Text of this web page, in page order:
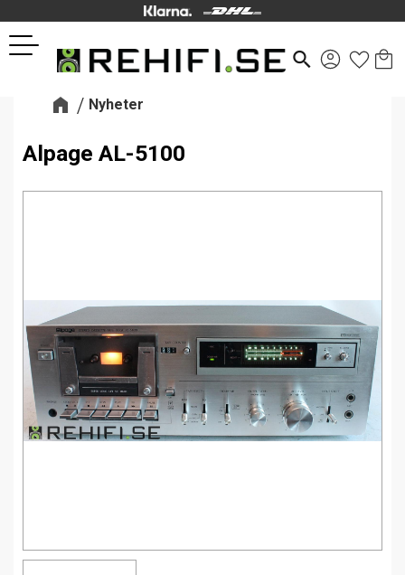
Meny
search
Nyheter
Alpage AL-5100